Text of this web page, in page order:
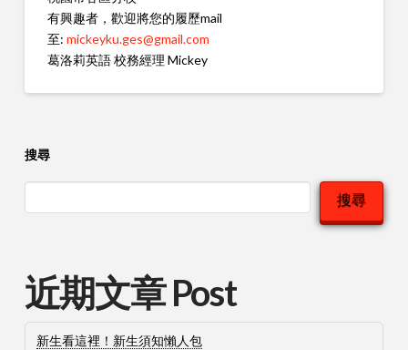
有興趣者，歡迎將您的履歷mail
至: mickeyku.ges@gmail.com
葛洛莉英語 校務經理 Mickey
搜尋
搜尋
近期文章 Post
新生看這裡！新生須知懶人包